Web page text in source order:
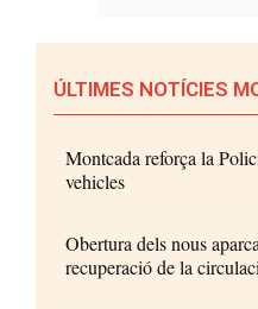
ÚLTIMES NOTÍCIES
Montcada reforça la
vehicles
Obertura dels nous
recuperació de la